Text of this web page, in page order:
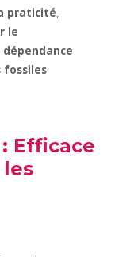
praticité,
le
fossiles.
Efficace